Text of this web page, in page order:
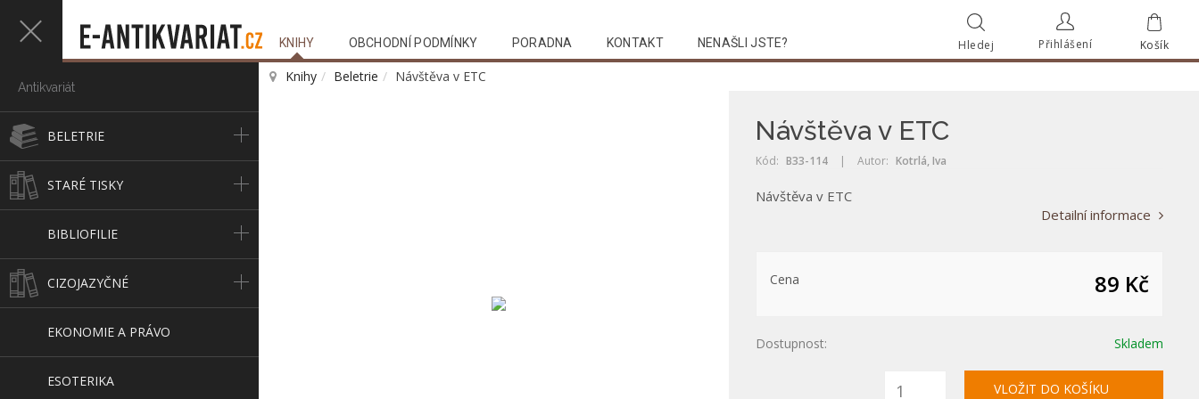
Košík
Přihlášení
Hledej
KNIHY OBCHODNÍ PODMÍNKY PORADNA KONTAKT NENAŠLI JSTE?
Antikvariát
BELETRIE
STARÉ TISKY
BIBLIOFILIE
CIZOJAZYČNÉ
EKONOMIE A PRÁVO
ESOTERIKA
Knihy Beletrie Návštěva v ETC
Návštěva v ETC
Kód: B33-114 | Autor: Kotrlá, Iva
Návštěva v ETC
Detailní informace
Cena 89 Kč
Dostupnost: Skladem